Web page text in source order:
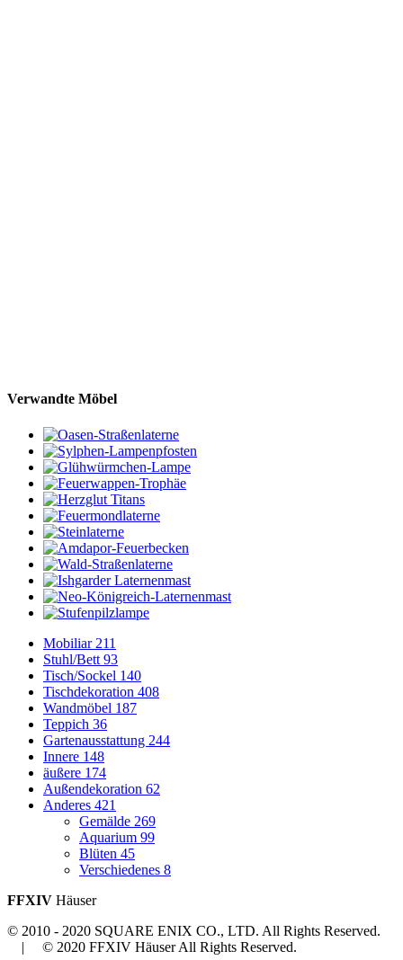
Verwandte Möbel
Mobiliar 211
Stuhl/Bett 93
Tisch/Sockel 140
Tischdekoration 408
Wandmöbel 187
Teppich 36
Gartenausstattung 244
Innere 148
äußere 174
Außendekoration 62
Anderes 421
Gemälde 269
Aquarium 99
Blüten 45
Verschiedenes 8
FFXIV Häuser
© 2010 - 2020 SQUARE ENIX CO., LTD. All Rights Reserved.
| © 2020 FFXIV Häuser All Rights Reserved.